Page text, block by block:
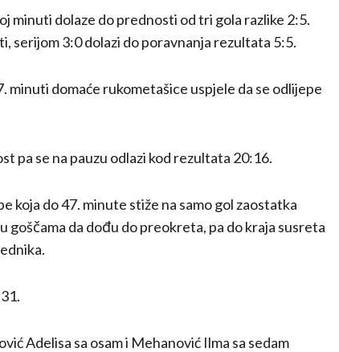
minuti dolaze do prednosti od tri gola razlike 2:5.
serijom 3:0 dolazi do poravnanja rezultata 5:5.
minuti domaće rukometašice uspjele da se odlijepe
pa se na pauzu odlazi kod rezultata 20:16.
koja do 47. minute stiže na samo gol zaostatka
da dođu do preokreta, pa do kraja susreta
Adelisa sa osam i Mehanović Ilma sa sedam